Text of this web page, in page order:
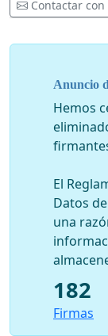
mundo.
Por este motivo
- Una revisión
asignaturas,
el alumno y la
- Devolver al
créditos reales.
- Escuchar,
palabras de
aprendizaje
Contactar
Anuncio
Hemos
El
Datos
una
182
Firmas